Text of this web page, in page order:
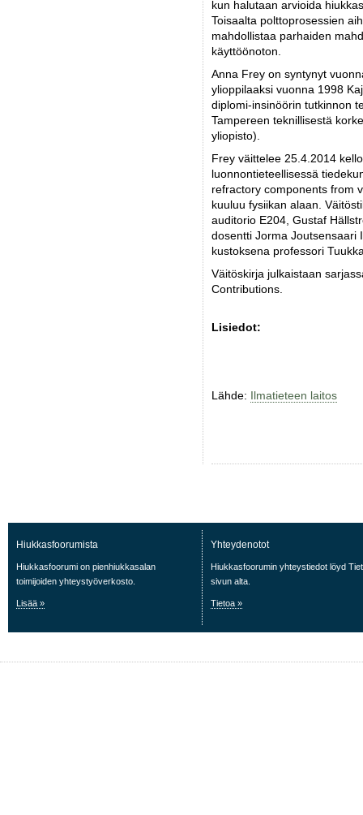
kun halutaan arvioida
Toisaalta polttoprosessien
mahdollistaa parhaiden
käyttöönoton.
Anna Frey on syntynyt
ylioppilaaksi vuonna 1998
diplomi-insinöörin tutkinnon
Tampereen teknillisestä
yliopisto).
Frey väittelee 25.4.2014
luonnontieteellisessä
refractory components from
kuuluu fysiikan alaan.
auditorio E204, Gustaf
dosentti Jorma Joutsensaari
kustoksena professori
Väitöskirja julkaistaan
Contributions.
Lisiedot:
Lähde: Ilmatieteen laitos
Hiukkasfoorumista
Hiukkasfoorumi on pienhiukkasalan
toimijoiden yhteystyöverkosto.
Lisää »
Yhteydenotot
Hiukkasfoorumin yhteystiedot löyd
sivun alta.
Tietoa »